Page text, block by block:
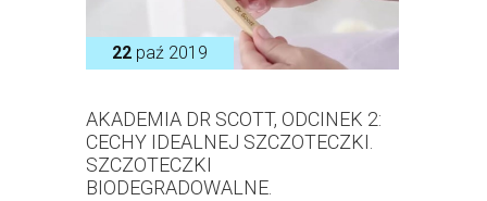
22 paź 2019
AKADEMIA DR SCOTT, ODCINEK 2:
CECHY IDEALNEJ SZCZOTECZKI.
SZCZOTECZKI
BIODEGRADOWALNE.